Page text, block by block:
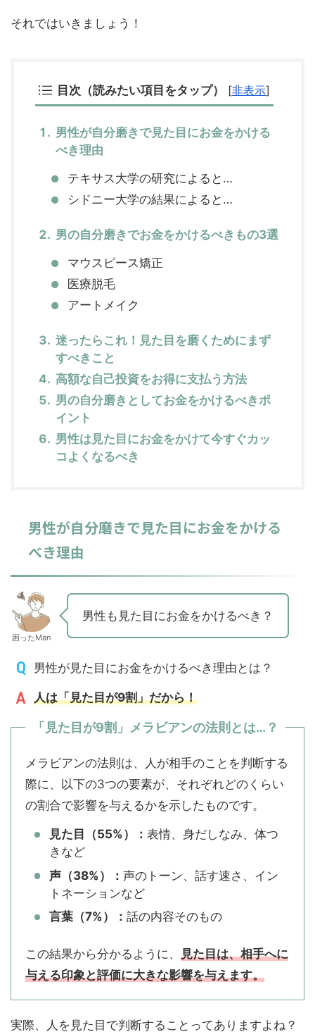
それではいきましょう！
目次（読みたい項目をタップ） [非表示]
男性が自分磨きで見た目にお金をかける
べき理由
テキサス大学の研究によると…
シドニー大学の結果によると…
男の自分磨きでお金をかけるべきもの3選
マウスピース矯正
医療脱毛
アートメイク
迷ったらこれ！見た目を磨くためにまず
すべきこと
高額な自己投資をお得に支払う方法
男の自分磨きとしてお金をかけるべきポ
イント
男性は見た目にお金をかけて今すぐカッ
コよくなるべき
男性が自分磨きで見た目にお金をかける
べき理由
困ったMan
男性も見た目にお金をかけるべき？
男性が見た目にお金をかけるべき理由とは？
人は「見た目が9割」だから！
「見た目が9割」メラビアンの法則とは…？
メラビアンの法則は、人が相手のことを判断する
際に、以下の3つの要素が、それぞれどのくらい
の割合で影響を与えるかを示したものです。
見た目（55%）： 表情、身だしなみ、体つ
きなど
声（38%）： 声のトーン、話す速さ、イン
トネーションなど
言葉（7%）： 話の内容そのもの
この結果から分かるように、 見た目は、相手へに
与える印象と評価に大きな影響を与えます。
実際、人を見た目で判断することってありますよね？